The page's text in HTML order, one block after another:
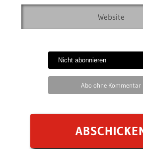
Abo ohne Kommentar